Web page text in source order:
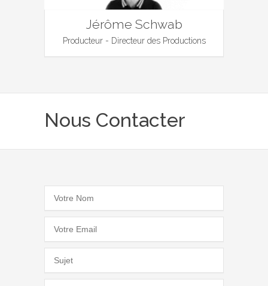
Jérôme Schwab
Producteur - Directeur des Productions
Nous Contacter